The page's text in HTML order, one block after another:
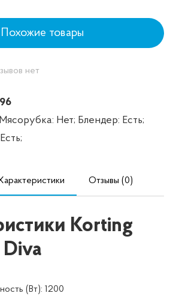
Похожие товары
нет
Мясорубка: Нет; Блендер: Есть;
Отзывы (0)
Korting
Diva
(Вт): 1200